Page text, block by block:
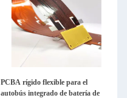
PCBA rígido flexible para el
autobús integrado de batería de